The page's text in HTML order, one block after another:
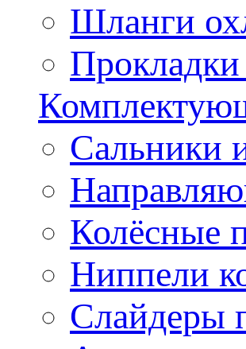
Шланги
Сальники
Колёсные
Ниппели
Слайдеры